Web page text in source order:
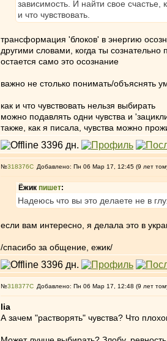
зависимость. И найти свое счастье,
и что чувствовать.
трансформация 'блоков' в энергию
другими словами, когда ты
остается само это осознание
важно не столько понимать/объяснять
как и что чувствовать нельзя выбирать
можно подавлять одни чувства и
также, как я писала, чувства можно
№318376 Добавлено: Пн 06 Мар 17, 12:45 (9 лет
Ёжик пишет:
Надеюсь что вы это делаете не в
если вам интересно, я делала это в
/спасибо за общение, ежик/
№318377 Добавлено: Пн 06 Мар 17, 12:48 (9 лет
lia
А зачем "растворять" чувства? Что